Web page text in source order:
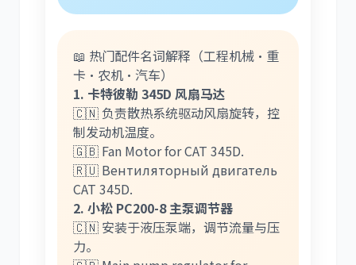
📖 热门配件名词解释（工程机械·重
卡·农机·汽车）
1. 卡特彼勒 345D 风扇马达
🇨🇳 负责散热系统驱动风扇旋转，控
制发动机温度。
🇬🇧 Fan Motor for CAT 345D.
🇷🇺 Вентиляторный двигатель
CAT 345D.
2. 小松 PC200-8 主泵调节器
🇨🇳 安装于液压泵端，调节流量与压
力。